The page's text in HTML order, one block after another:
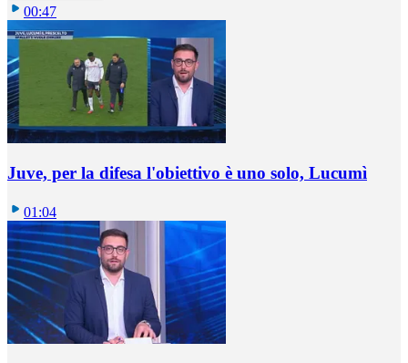
00:47
Juve, per la difesa l'obiettivo è uno solo, Lucumì
01:04